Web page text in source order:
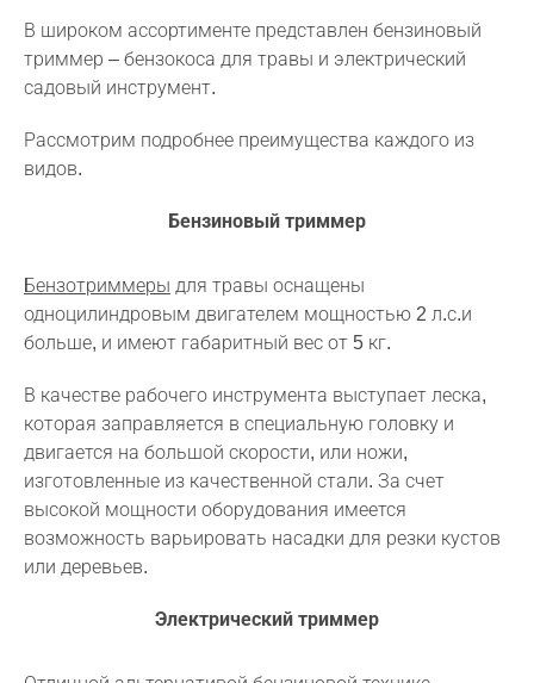
В широком ассортименте представлен бензиновый
триммер – бензокоса для травы и электрический
садовый инструмент.
Рассмотрим подробнее преимущества каждого из
видов.
Бензиновый триммер
Бензотриммеры для травы оснащены
одноцилиндровым двигателем мощностью 2 л.с.и
больше, и имеют габаритный вес от 5 кг.
В качестве рабочего инструмента выступает леска,
которая заправляется в специальную головку и
двигается на большой скорости, или ножи,
изготовленные из качественной стали. За счет
высокой мощности оборудования имеется
возможность варьировать насадки для резки кустов
или деревьев.
Электрический триммер